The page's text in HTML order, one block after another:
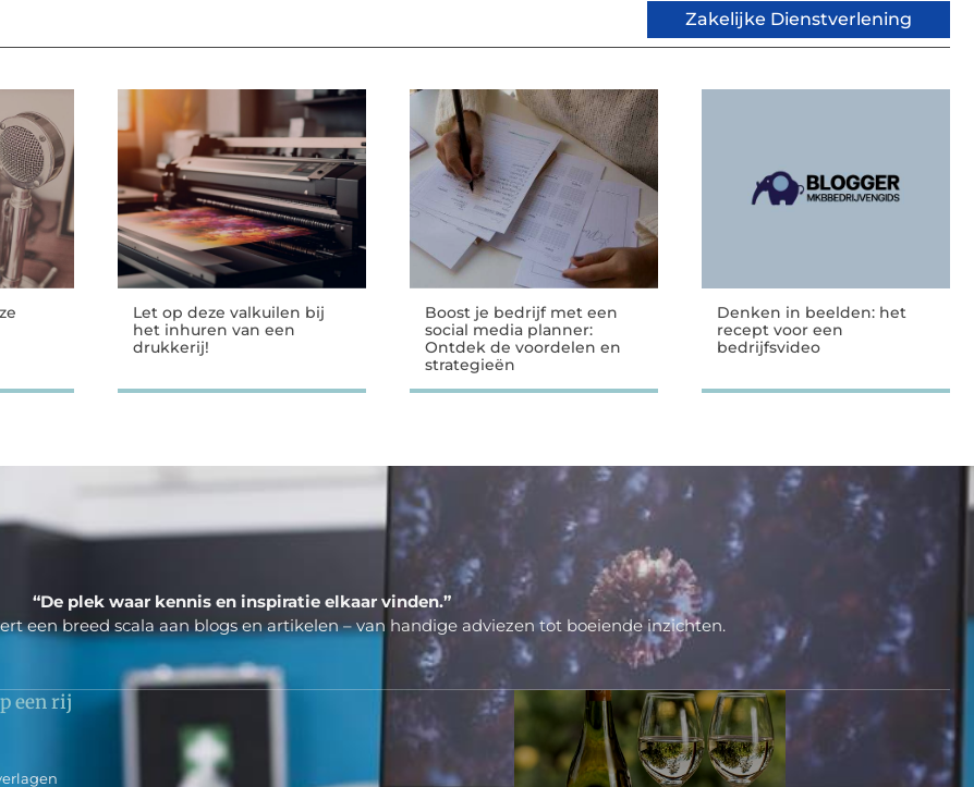
Zakelijke Dienstverlening
Let op deze valkuilen bij
het inhuren van een
drukkerij!
Boost je bedrijf met een
social media planner:
Ontdek de voordelen en
strategieën
Denken in beelden: het
recept voor een
bedrijfsvideo
“De plek waar kennis en inspiratie elkaar vinden.”
een breed scala aan blogs en artikelen – van handige adviezen tot boeiende inzichten.
een rij